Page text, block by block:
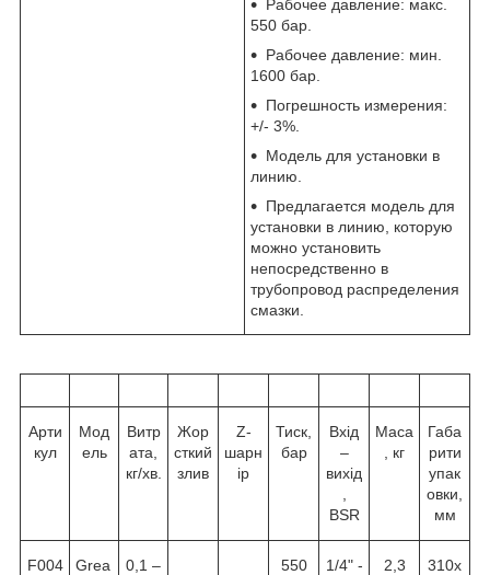
Рабочее давление: макс.
550 бар.
Рабочее давление: мин.
1600 бар.
Погрешность измерения:
+/- 3%.
Модель для установки в
линию.
Предлагается модель для
установки в линию, которую
можно установить
непосредственно в
трубопровод распределения
смазки.
Арти
кул
Мод
ель
Витр
ата,
кг/хв.
Жор
сткий
злив
Z-
шарн
ір
Тиск,
бар
Вхід
–
вихід
BSR
Маса
, кг
Габа
рити
упак
овки,
мм
F004
Grea
0,1 –
550
1/4" -
2,3
310х